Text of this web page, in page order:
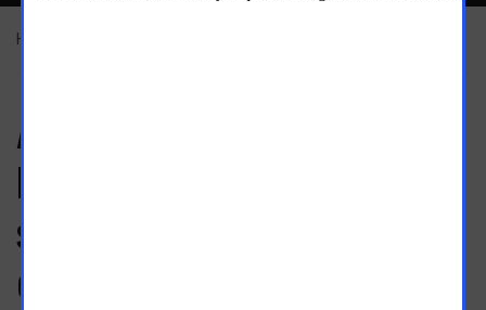
Home
Aumentan posibilidades de
huelga ferroviaria en EUA por
salarios, prestaciones, y
condiciones laborales